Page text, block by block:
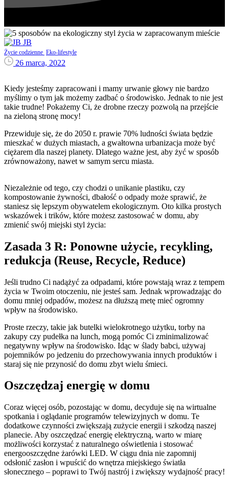
JB
Życie codzienne Eko-lifestyle
26 marca, 2022
Kiedy jesteśmy zapracowani i mamy urwanie głowy nie bardzo
myślimy o tym jak możemy zadbać o środowisko. Jednak to nie jest
takie trudne! Pokażemy Ci, że drobne rzeczy pozwolą na przejście
na zieloną stronę mocy!
Przewiduje się, że do 2050 r. prawie 70% ludności świata będzie
mieszkać w dużych miastach, a gwałtowna urbanizacja może być
ciężarem dla naszej planety. Dlatego ważne jest, aby żyć w sposób
zrównoważony, nawet w samym sercu miasta.
Niezależnie od tego, czy chodzi o unikanie plastiku, czy
kompostowanie żywności, dbałość o odpady może sprawić, że
staniesz się lepszym obywatelem ekologicznym. Oto kilka prostych
wskazówek i trików, które możesz zastosować w domu, aby
zmienić swój miejski styl życia:
Zasada 3 R: Ponowne użycie, recykling,
redukcja (Reuse, Recycle, Reduce)
Jeśli trudno Ci nadążyć za odpadami, które powstają wraz z tempem
życia w Twoim otoczeniu, nie jesteś sam. Jednak wprowadzając do
domu mniej odpadów, możesz na dłuższą metę mieć ogromny
wpływ na środowisko.
Proste rzeczy, takie jak butelki wielokrotnego użytku, torby na
zakupy czy pudełka na lunch, mogą pomóc Ci zminimalizować
negatywny wpływ na środowisko. Idąc w ślady babci, używaj
pojemników po jedzeniu do przechowywania innych produktów i
staraj się nie przynosić do domu zbyt wielu śmieci.
Oszczędzaj energię w domu
Coraz więcej osób, pozostając w domu, decyduje się na wirtualne
spotkania i oglądanie programów telewizyjnych w domu. Te
dodatkowe czynności zwiększają zużycie energii i szkodzą naszej
planecie. Aby oszczędzać energię elektryczną, warto w miarę
możliwości korzystać z naturalnego oświetlenia i stosować
energooszczędne żarówki LED. W ciągu dnia nie zapomnij
odsłonić zasłon i wpuścić do wnętrza miejskiego światła
słonecznego – poprawi to Twój nastrój i zwiększy wydajność pracy!